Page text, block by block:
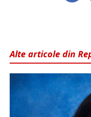
Alte articole din